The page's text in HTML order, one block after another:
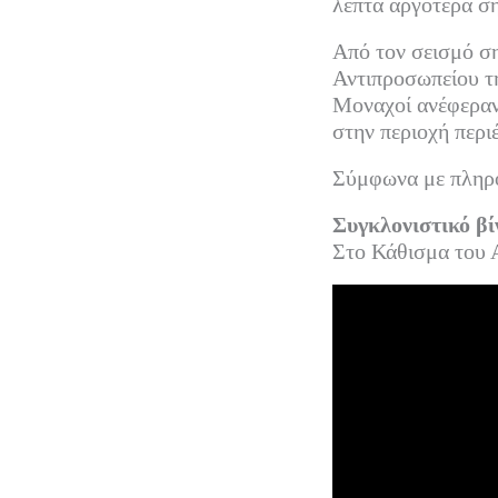
Από τον σεισμό
Αντιπροσωπείου
Μοναχοί
στην περιοχή
Σύμφωνα με
Συγκλονιστικό
Στο Κάθισμα του